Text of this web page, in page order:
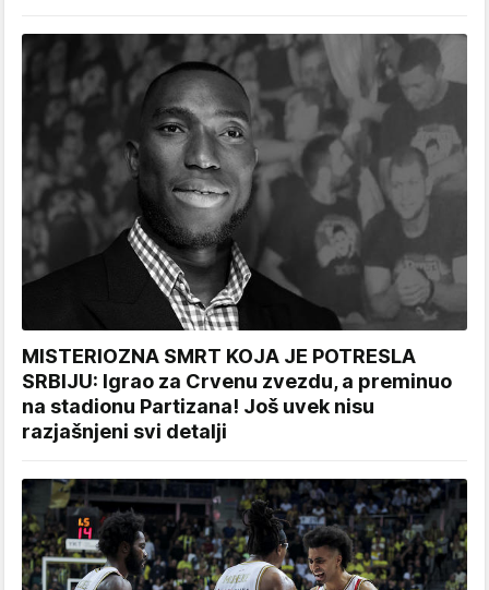
MISTERIOZNA SMRT KOJA JE POTRESLA
SRBIJU: Igrao za Crvenu zvezdu, a preminuo
na stadionu Partizana! Još uvek nisu
razjašnjeni svi detalji